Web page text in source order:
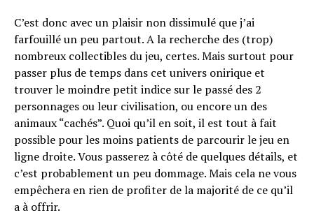
C’est donc avec un plaisir non dissimulé que j’ai
farfouillé un peu partout. A la recherche des (trop)
nombreux collectibles du jeu, certes. Mais surtout pour
passer plus de temps dans cet univers onirique et
trouver le moindre petit indice sur le passé des 2
personnages ou leur civilisation, ou encore un des
animaux “cachés”. Quoi qu’il en soit, il est tout à fait
possible pour les moins patients de parcourir le jeu en
ligne droite. Vous passerez à côté de quelques détails, et
c’est probablement un peu dommage. Mais cela ne vous
empêchera en rien de profiter de la majorité de ce qu’il
a à offrir.